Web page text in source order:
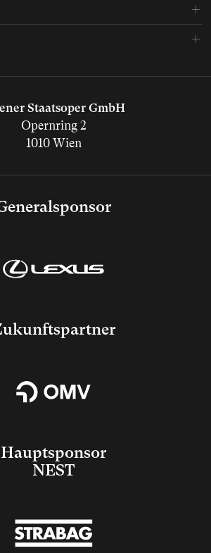
Hauptsponsor
NEST
Staatsoper GmbH
Opernring 2
1010 Wien